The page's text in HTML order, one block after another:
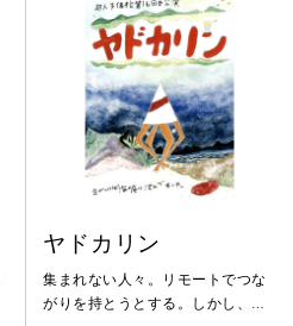
ヤドカリン
集まれない人々。リモートでつな
がりを持とうとする。しかし、や